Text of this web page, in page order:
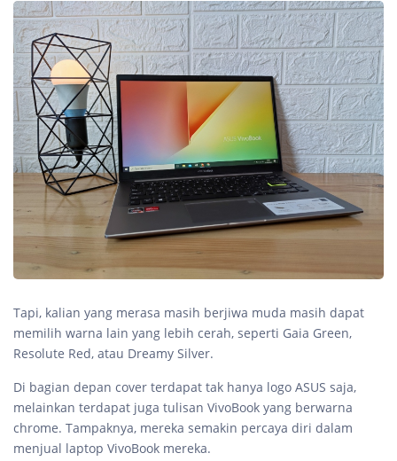
Tapi, kalian yang merasa masih berjiwa muda masih dapat
memilih warna lain yang lebih cerah, seperti Gaia Green,
Resolute Red, atau Dreamy Silver.
Di bagian depan cover terdapat tak hanya logo ASUS saja,
melainkan terdapat juga tulisan VivoBook yang berwarna
chrome. Tampaknya, mereka semakin percaya diri dalam
menjual laptop VivoBook mereka.